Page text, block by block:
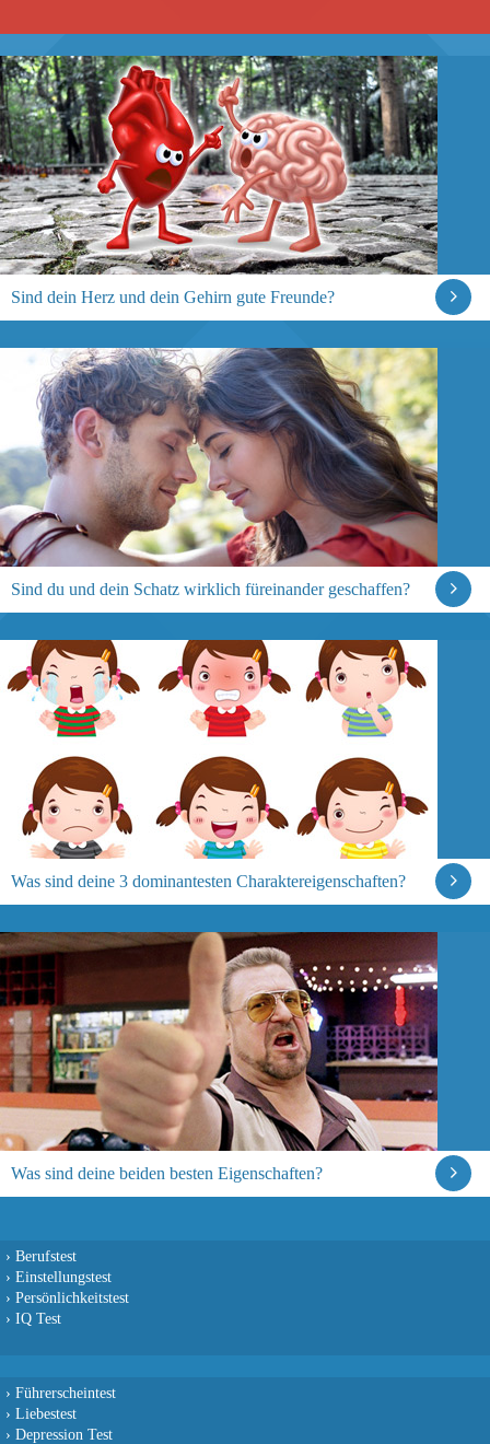
Sind dein Herz und dein Gehirn gute Freunde?
Sind du und dein Schatz wirklich füreinander geschaffen?
Was sind deine 3 dominantesten Charaktereigenschaften?
Was sind deine beiden besten Eigenschaften?
› Berufstest
› Einstellungstest
› Persönlichkeitstest
› IQ Test
› Führerscheintest
› Liebestest
› Depression Test